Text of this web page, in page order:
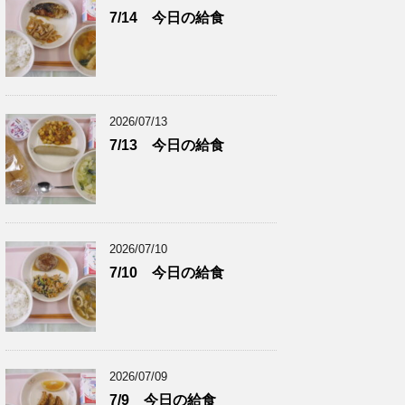
7/14 今日の給食
2026/07/13
7/13 今日の給食
2026/07/10
7/10 今日の給食
2026/07/09
7/9 今日の給食